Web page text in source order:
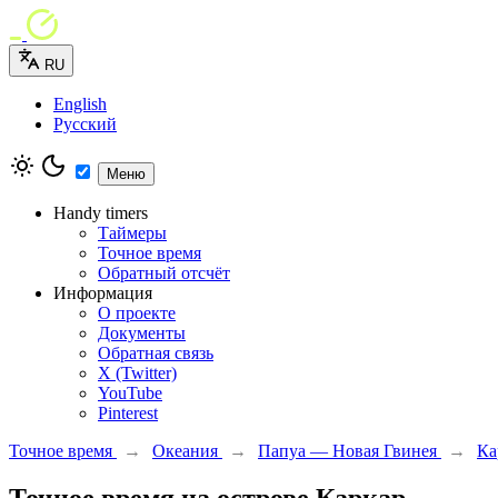
RU
English
Русский
Меню
Handy timers
Таймеры
Точное время
Обратный отсчёт
Информация
О проекте
Документы
Обратная связь
X (Twitter)
YouTube
Pinterest
Точное время
→ Океания → Папуа — Новая Гвинея →